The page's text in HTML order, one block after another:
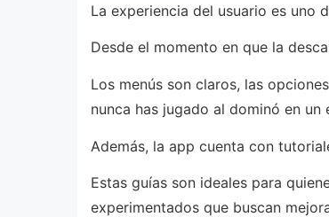
La experiencia del usuario es uno
Desde el momento en que la
Los menús son claros, las
nunca has jugado al dominó en
Además, la app cuenta con
Estas guías son ideales para
experimentados que buscan